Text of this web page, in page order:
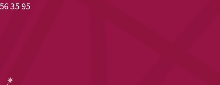
35 95